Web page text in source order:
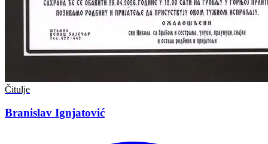
Čitulje
Branislav Ignjatović